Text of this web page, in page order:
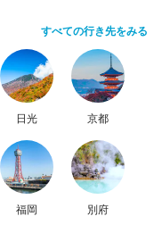
すべての行き先をみる
日光 京都
福岡 別府